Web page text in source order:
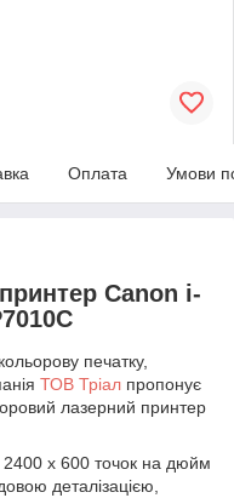
Оплата Умови
Canon i-
печатку,
ТОВ Тріал пропонує
лазерний принтер
2400 х 600 точок на дюйм
деталізацією,